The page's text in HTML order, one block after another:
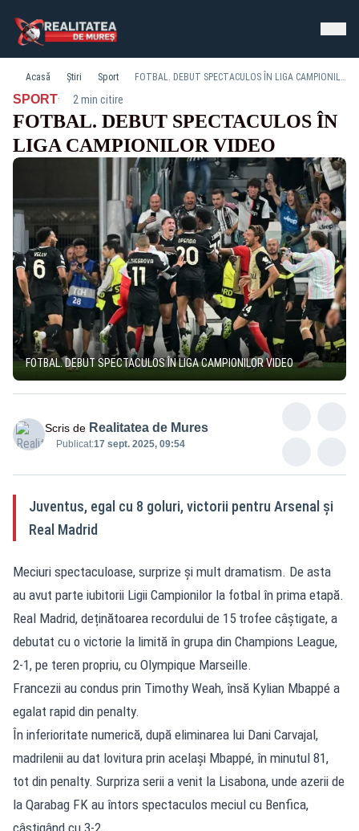
Acasă Știri Sport FOTBAL. DEBUT SPECTACULOS ÎN LIGA CAMPIONILOR VIDEO
SPORT· 2 min citire
FOTBAL. DEBUT SPECTACULOS ÎN
LIGA CAMPIONILOR VIDEO
FOTBAL. DEBUT SPECTACULOS ÎN LIGA CAMPIONILOR VIDEO
Scris de Realitatea de Mures
Publicat:17 sept. 2025, 09:54
Juventus, egal cu 8 goluri, victorii pentru Arsenal și
Real Madrid
Meciuri spectaculoase, surprize și mult dramatism. De asta
au avut parte iubitorii Ligii Campionilor la fotbal în prima etapă.
Real Madrid, deținătoarea recordului de 15 trofee câștigate, a
debutat cu o victorie la limită în grupa din Champions League,
2-1, pe teren propriu, cu Olympique Marseille.
Francezii au condus prin Timothy Weah, însă Kylian Mbappé a
egalat rapid din penalty.
În inferioritate numerică, după eliminarea lui Dani Carvajal,
madrilenii au dat lovitura prin același Mbappé, în minutul 81,
tot din penalty. Surpriza serii a venit la Lisabona, unde azerii de
la Qarabag FK au întors spectaculos meciul cu Benfica,
câștigând cu 3-2.